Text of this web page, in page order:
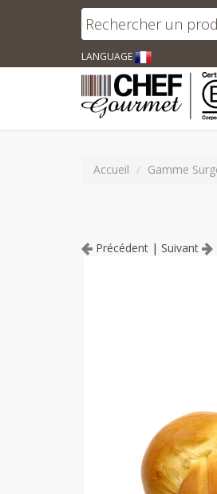
LANGUAGE
Accueil Gamme
Précédent | Suivant